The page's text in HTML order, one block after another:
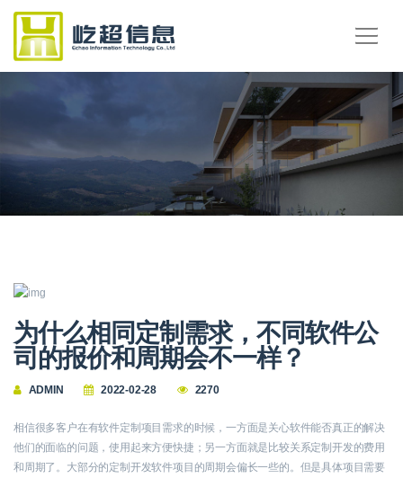
为什么相同定制需求，不同软件公
司的报价和周期会不一样？
ADMIN 2022-02-28 2270
相信很多客户在有软件定制项目需求的时候，一方面是关心软件能否真正的解决
他们的面临的问题，使用起来方便快捷；另一方面就是比较关系定制开发的费用
和周期了。大部分的定制开发软件项目的周期会偏长一些的。但是具体项目需要